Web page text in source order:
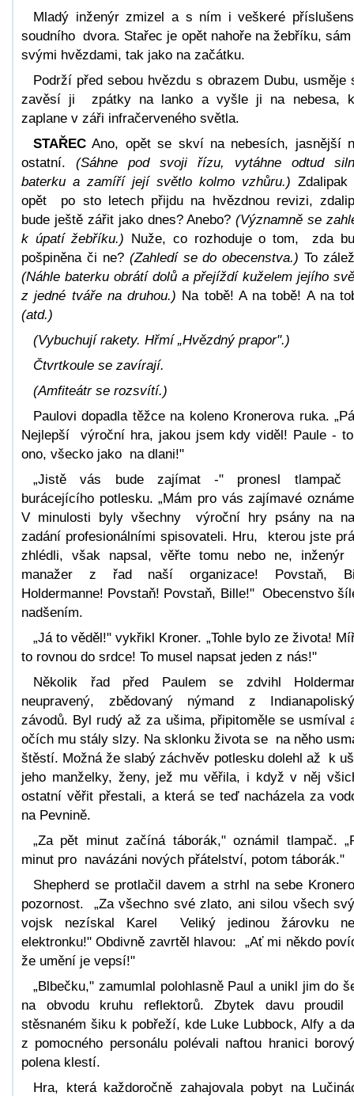
Mladý inženýr zmizel a s ním i veškeré
soudního dvora. Stařec je opět nahoře na žebříku, sám
svými hvězdami, tak jako na začátku.
Podrží před sebou hvězdu s obrazem Dubu, usměje
zavěsí ji zpátky na lanko a vyšle ji na nebesa,
zaplane v záři infračerveného světla.
STAŘEC Ano, opět se skví na nebesích, jasnější
ostatní. (Sáhne pod svoji řízu, vytáhne odtud
baterku a zamíří její světlo kolmo vzhůru.) Zdalipak
opět po sto letech přijdu na hvězdnou revizi,
bude ještě zářit jako dnes? Anebo?(Významně se
k úpatí žebříku.) Nuže, co rozhoduje o tom, zda
pošpiněna či ne? (Zahledí se do obecenstva.) To
(Náhle baterku obrátí dolů a přejíždí kuželem jejího
z jedné tváře na druhou.) Na tobě! A na tobě! A na
(atd.)
(Vybuchují rakety. Hřmí „Hvězdný prapor".)
Čtvrtkoule se zavírají.
(Amfiteátr se rozsvítí.)
Paulovi dopadla těžce na koleno Kronerova ruka.
Nejlepší výroční hra, jakou jsem kdy viděl! Paule -
ono, všecko jako na dlani!"
„Jistě vás bude zajímat -" pronesl tlampač
burácejícího potlesku. „Mám pro vás zajímavé
V minulosti byly všechny výroční hry psány na
zadání profesionálními spisovateli. Hru, kterou jste
zhlédli, však napsal, věřte tomu nebo ne,
manažer z řad naší organizace! Povstaň,
Holdermanne! Povstaň! Povstaň, Bille!" Obecenstvo
nadšením.
„Já to věděl!" vykřikl Kroner. „Tohle bylo ze života!
to rovnou do srdce! To musel napsat jeden z nás!"
Několik řad před Paulem se zdvihl
neupravený, zbědovaný nýmand z
závodů. Byl rudý až za ušima, připitoměle se usmíval
očích mu stály slzy. Na sklonku života se na něho
štěstí. Možná že slabý záchvěv potlesku dolehl až k
jeho manželky, ženy, jež mu věřila, i když v něj
ostatní věřit přestali, a která se teď nacházela za
na Pevnině.
„Za pět minut začíná táborák," oznámil tlampač.
minut pro navázáni nových přátelství, potom táborák."
Shepherd se protlačil davem a strhl na sebe
pozornost. „Za všechno své zlato, ani silou všech
vojsk nezískal Karel Veliký jedinou žárovku
elektronku!" Obdivně zavrtěl hlavou: „Ať mi někdo
že umění je vepsí!"
„Blbečku," zamumlal polohlasně Paul a unikl jim do
na obvodu kruhu reflektorů. Zbytek davu proudil
stěsnaném šiku k pobřeží, kde Luke Lubbock, Alfy a
z pomocného personálu polévali naftou hranici
polena klestí.
Hra, která každoročně zahajovala pobyt na